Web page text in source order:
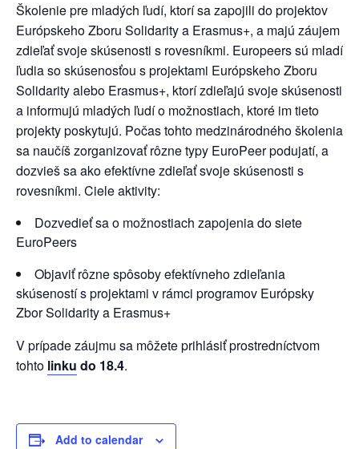
Školenie pre mladých ľudí, ktorí sa zapojili do projektov
Európskeho Zboru Solidarity a Erasmus+, a majú záujem
zdieľať svoje skúsenosti s rovesníkmi. Europeers sú mladí
ľudia so skúsenosťou s projektami Európskeho Zboru
Solidarity alebo Erasmus+, ktorí zdieľajú svoje skúsenosti
a informujú mladých ľudí o možnostiach, ktoré im tieto
projekty poskytujú. Počas tohto medzinárodného školenia
sa naučíš zorganizovať rôzne typy EuroPeer podujatí, a
dozvieš sa ako efektívne zdieľať svoje skúsenosti s
rovesníkmi. Ciele aktivity:
Dozvedieť sa o možnostiach zapojenia do siete
EuroPeers
Objaviť rôzne spôsoby efektívneho zdieľania
skúseností s projektami v rámci programov Európsky
Zbor Solidarity a Erasmus+
V prípade záujmu sa môžete prihlásiť prostredníctvom
tohto linku do 18.4.
Add to calendar